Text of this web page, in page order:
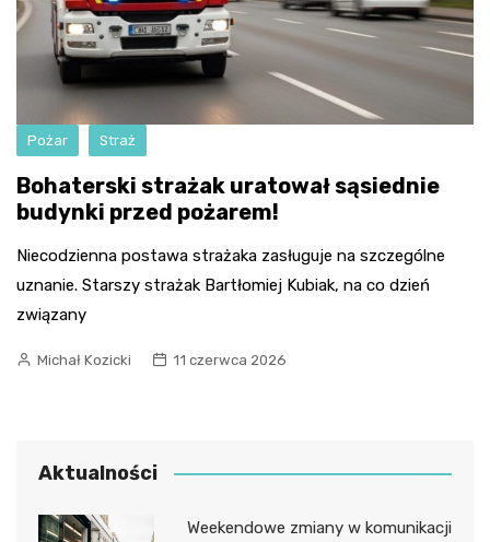
Pożar Straż
Bohaterski strażak uratował sąsiednie
budynki przed pożarem!
Niecodzienna postawa strażaka zasługuje na szczególne
uznanie. Starszy strażak Bartłomiej Kubiak, na co dzień
związany
Michał Kozicki 11 czerwca 2026
Aktualności
Weekendowe zmiany w komunikacji